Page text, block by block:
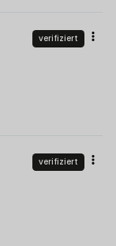
verifiziert
verifiziert